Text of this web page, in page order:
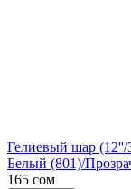
Гелиевый шар
Белый (801)/
165 сом